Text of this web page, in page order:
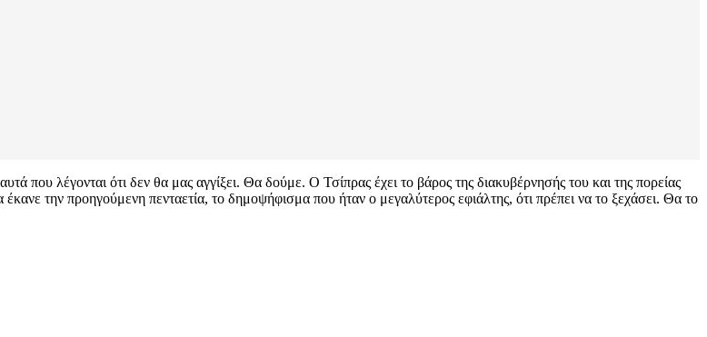
που λέγονται ότι δεν θα μας αγγίξει. Θα δούμε. Ο Τσίπρας έχει το βάρος της διακυβέρνησής του και της πορείας
την προηγούμενη πενταετία, το δημοψήφισμα που ήταν ο μεγαλύτερος εφιάλτης, ότι πρέπει να το ξεχάσει. Θα το